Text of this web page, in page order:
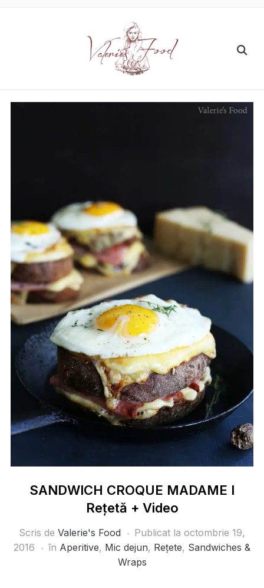
SANDWICH CROQUE MADAME I
Rețetă + Video
Scris de Valerie's Food Publicat la octombrie 19,
2016
în Aperitive, Mic dejun, Rețete, Sandwiches &
Wraps